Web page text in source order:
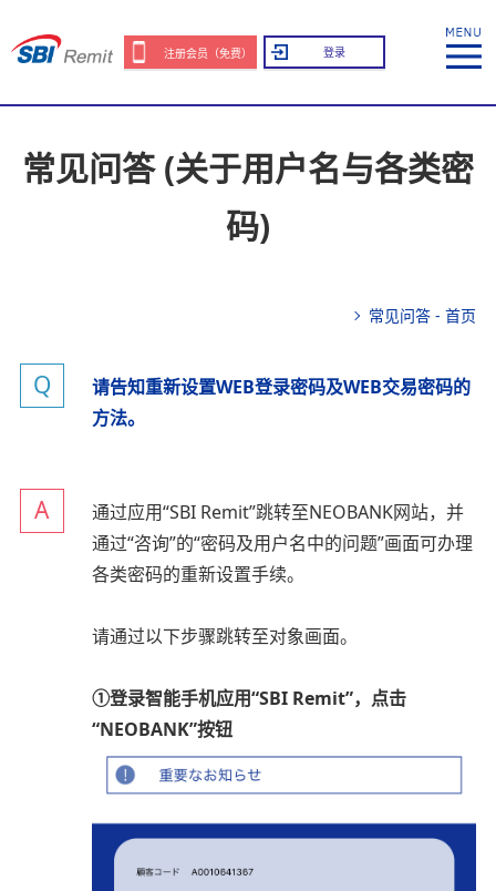
注册会员（免费） 登录
常见问答 (关于用户名与各类密
码)
常见问答 - 首页
请告知重新设置WEB登录密码及WEB交易密码的
方法。
通过应用“SBI Remit”跳转至NEOBANK网站，并
通过“咨询”的“密码及用户名中的问题”画面可办理
各类密码的重新设置手续。
请通过以下步骤跳转至对象画面。
①登录智能手机应用“SBI Remit”，点击
“NEOBANK”按钮